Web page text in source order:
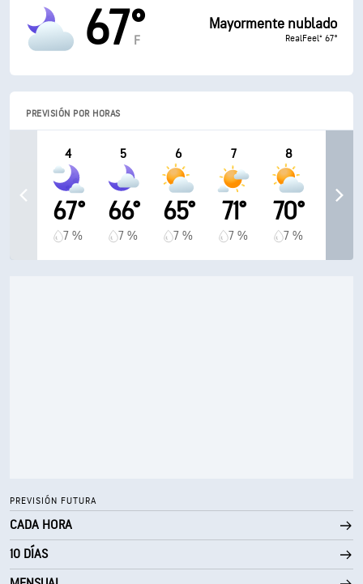
67°
F
Mayormente nublado
RealFeel® 67°
PREVISIÓN POR HORAS
4
67°
7 %
5
66°
7 %
6
65°
7 %
7
71°
7 %
8
70°
7 %
PREVISIÓN FUTURA
CADA HORA
10 DÍAS